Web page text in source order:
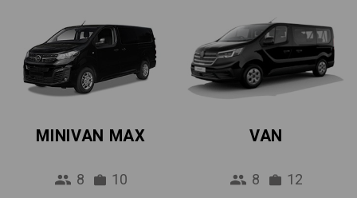
MINIVAN MAX
8 10
VAN
8 12